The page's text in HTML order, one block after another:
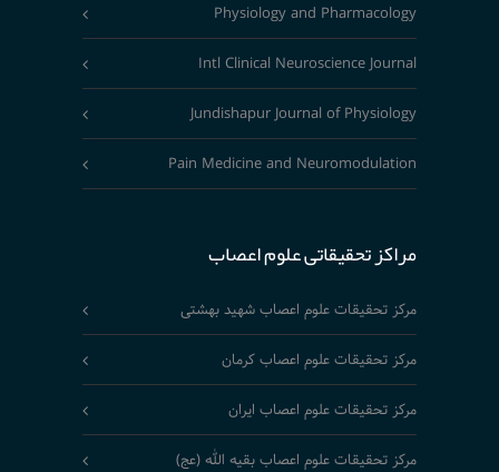
Physiology and Pharmacology
Intl Clinical Neuroscience Journal
Jundishapur Journal of Physiology
Pain Medicine and Neuromodulation
مراکز تحقیقاتی علوم اعصاب
مرکز تحقیقات علوم اعصاب شهید بهشتی
مرکز تحقیقات علوم اعصاب کرمان
مرکز تحقیقات علوم اعصاب ایران
مرکز تحقیقات علوم اعصاب بقیه الله (عج)